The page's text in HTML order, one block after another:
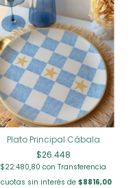
Plato Principal Cábala
$26.448
$22.480,80 con Transferencia
cuotas sin interés de $8816,00